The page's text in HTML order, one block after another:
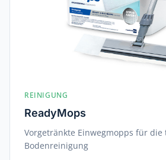
REINIGUNG
ReadyMops
Vorgetränkte Einwegmopps für die
Bodenreinigung